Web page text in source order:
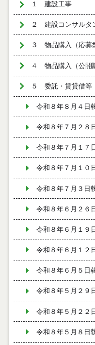
１ 建設工事
２ 建設コンサルタ
３ 物品購入（応募
４ 物品購入（公開
５ 委託・賃貸借等
令和８年８月４日
令和８年７月２８
令和８年７月１７
令和８年７月１０
令和８年７月３日
令和８年６月２６
令和８年６月１９
令和８年６月１２
令和８年６月５日
令和８年５月２９
令和８年５月２２
令和８年５月８日